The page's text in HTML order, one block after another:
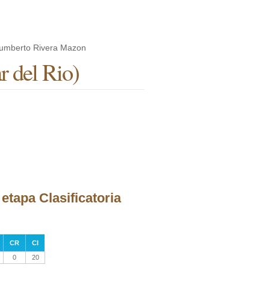
Rivera Mazon
del Rio)
Clasificatoria
CR
CI
0 20